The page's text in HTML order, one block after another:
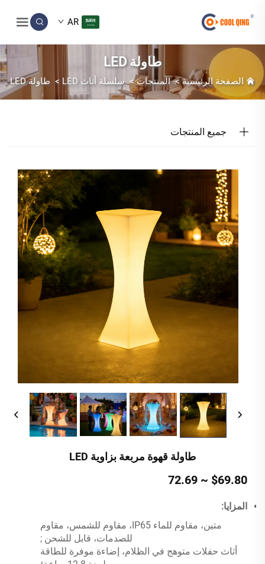
AR
طاولة LED
الصفحة الرئيسية>المنتجات>سلسلة أثاث LED > طاولة LED
جميع المنتجات
طاولة قهوة مربعة بزاوية LED
$69.80 ~ 72.69
المزايا:
متين، مقاوم للماء IP65، مقاوم للشمس، مقاوم
للصدمات، قابل للشحن ;
أثاث حفلات متوهج في الظلام، إضاءة موفرة للطاقة